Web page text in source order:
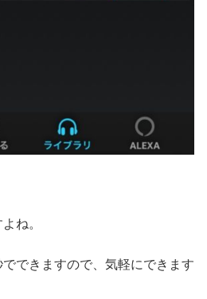
ね。
できますので、気軽にできます